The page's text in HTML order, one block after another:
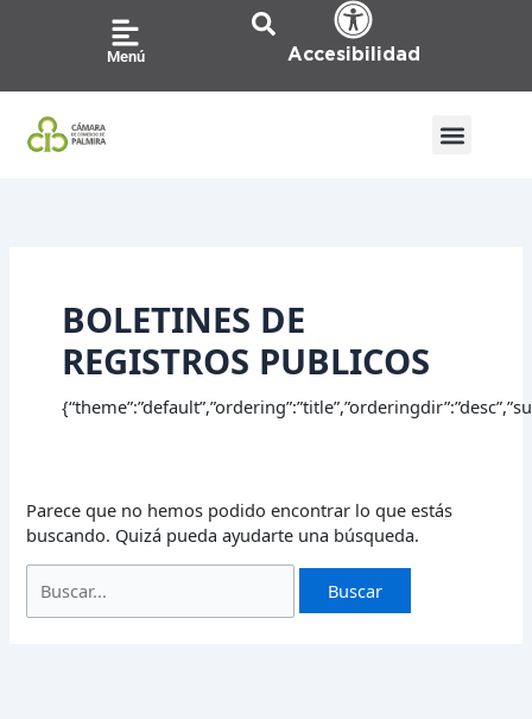
Menú Accesibilidad
BOLETINES DE
REGISTROS PUBLICOS
Parece que no hemos podido encontrar lo que estás
buscando. Quizá pueda ayudarte una búsqueda.